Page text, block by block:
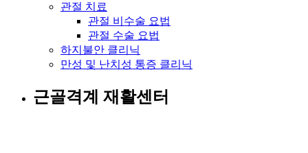
관절 치료
관절 비수술 요법
관절 수술 요법
하지불안 클리닉
만성 및 난치성 통증 클리닉
근골격계 재활센터